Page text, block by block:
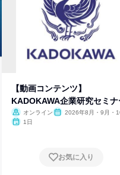
【動画コンテンツ】
KADOKAWA企業研究セミナ
オンライン
2026年8月・9月・
1日
お気に入り